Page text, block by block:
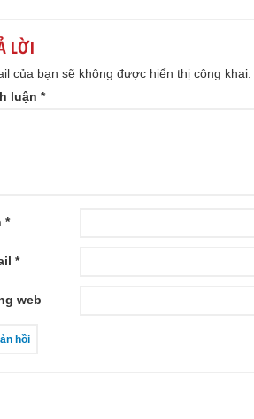
LỜI
của bạn sẽ không được hiển thị công khai.
luận *
*
*
web